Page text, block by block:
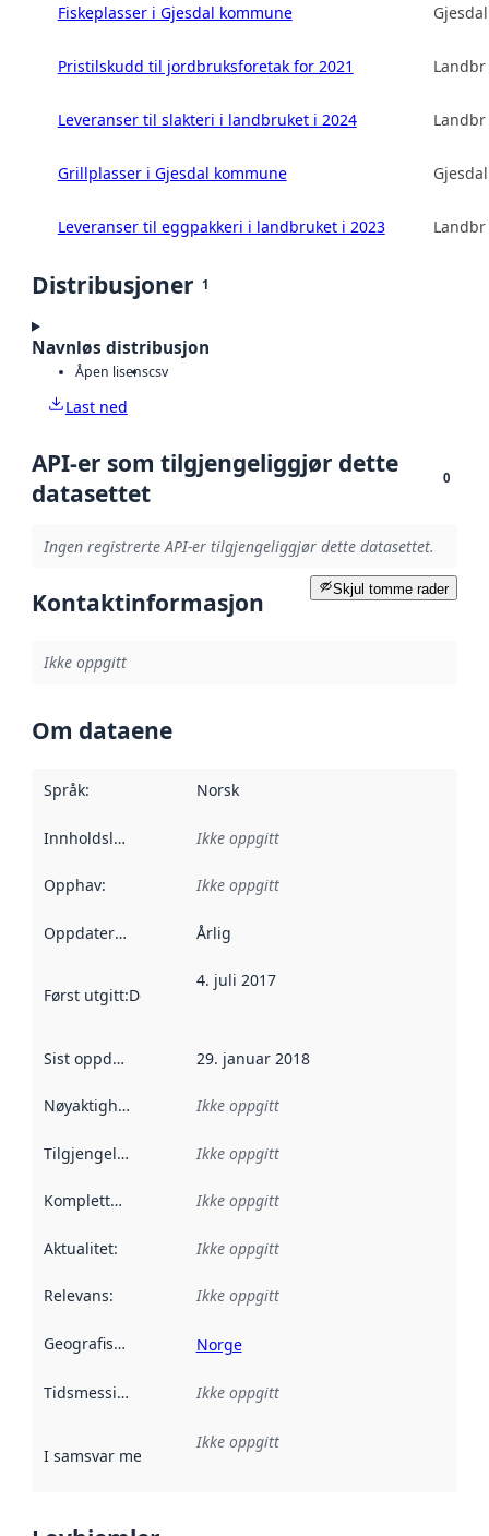
Fiskeplasser i Gjesdal kommune
Pristilskudd til jordbruksforetak for 2021
Leveranser til slakteri i landbruket i 2024
Grillplasser i Gjesdal kommune
Leveranser til eggpakkeri i landbruket i 2023
Distribusjoner 1
Navnløs distribusjon
Åpen lisenscsv
Last ned
API-er som tilgjengeliggjør dette
datasettet
0
Ingen registrerte API-er tilgjengeliggjør dette datasettet.
Skjul tomme rader
Kontaktinformasjon
Ikke oppgitt
Om dataene
Språk: Norsk
Innholdsleverandører :
Ikke oppgitt
Opphav: Ikke oppgitt
Oppdateringsfrekvens :
Årlig
Først utgitt:Denne datoen sier når dataene i dette
4. juli 2017
Sist oppdatert 29. januar 2018
Nøyaktighet Ikke oppgitt
Tilgjengelighet Ikke oppgitt
Kompletthet Ikke oppgitt
Aktualitet: Ikke oppgitt
Relevans: Ikke oppgitt
Geografisk avgrensning :
Norge
Tidsmessig avgrensning :
Ikke oppgitt
I samsvar med Referanse til en implementasjonsregel
Ikke oppgitt